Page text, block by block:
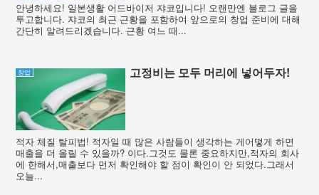
안녕하세요! 일본생활 어드바이저 쟈코입니다! 오랜만엔 블로그 글을
투고합니다. 쟈코의 최근 근황을 포함하여 앞으로의 창업 준비에 대해
간단히 알려드리겠습니다. 근황 여느 때...
창업 고정비는 모두 머리에 넣어두자!
적자 체질 탈피법! 적자일 때 많은 사람들이 생각하는 게어떻게 하면
매출을 더 올릴 수 있을까? 이다.그것도 물론 중요하지만,적자의 회사
에 한해서,매출보다 먼저 확인해야 할 점이 확인이 안 되었다.그래서
오늘...